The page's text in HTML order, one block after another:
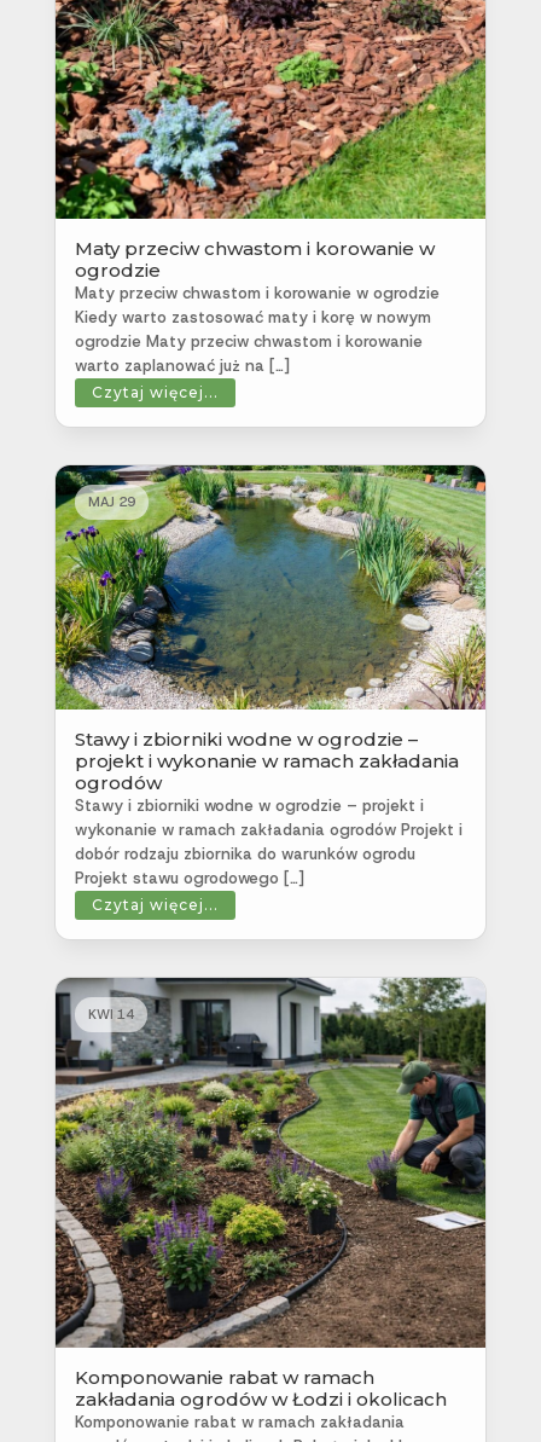
Maty przeciw chwastom i korowanie w
ogrodzie
Maty przeciw chwastom i korowanie w ogrodzie
Kiedy warto zastosować maty i korę w nowym
ogrodzie Maty przeciw chwastom i korowanie
warto zaplanować już na […]
Czytaj więcej...
MAJ 29
Stawy i zbiorniki wodne w ogrodzie –
projekt i wykonanie w ramach zakładania
ogrodów
Stawy i zbiorniki wodne w ogrodzie – projekt i
wykonanie w ramach zakładania ogrodów Projekt i
dobór rodzaju zbiornika do warunków ogrodu
Projekt stawu ogrodowego […]
Czytaj więcej...
KWI 14
Komponowanie rabat w ramach
zakładania ogrodów w Łodzi i okolicach
Komponowanie rabat w ramach zakładania